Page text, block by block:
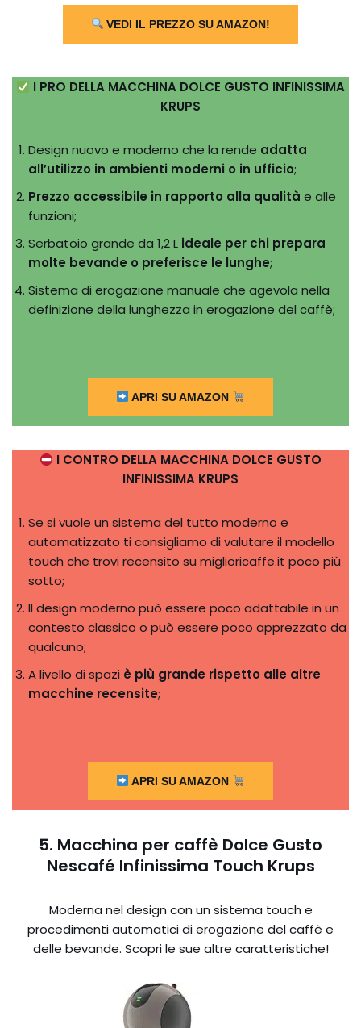
VEDI IL PREZZO SU AMAZON!
I PRO DELLA MACCHINA DOLCE GUSTO INFINISSIMA
KRUPS
Design nuovo e moderno che la rende adatta
all’utilizzo in ambienti moderni o in ufficio;
Prezzo accessibile in rapporto alla qualità e alle
funzioni;
Serbatoio grande da 1,2 L ideale per chi prepara
molte bevande o preferisce le lunghe;
Sistema di erogazione manuale che agevola nella
definizione della lunghezza in erogazione del caffè;
APRI SU AMAZON
I CONTRO DELLA MACCHINA DOLCE GUSTO
INFINISSIMA KRUPS
Se si vuole un sistema del tutto moderno e
automatizzato ti consigliamo di valutare il modello
touch che trovi recensito su miglioricaffe.it poco più
sotto;
Il design moderno può essere poco adattabile in un
contesto classico o può essere poco apprezzato da
qualcuno;
A livello di spazi è più grande rispetto alle altre
macchine recensite;
APRI SU AMAZON
5. Macchina per caffè Dolce Gusto
Nescafé Infinissima Touch Krups
Moderna nel design con un sistema touch e
procedimenti automatici di erogazione del caffè e
delle bevande. Scopri le sue altre caratteristiche!